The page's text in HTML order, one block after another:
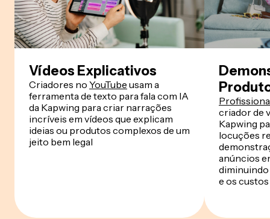
Vídeos Explicativos
Criadores no YouTube usam a
ferramenta de texto para fala com IA
da Kapwing para criar narrações
incríveis em vídeos que explicam
ideias ou produtos complexos de um
jeito bem legal
criador de
Kapwing
locuções
anúncios
e os